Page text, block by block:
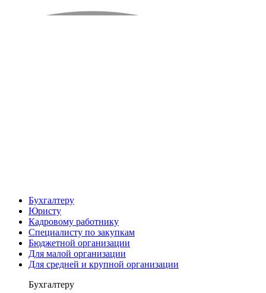
Бухгалтеру
Юристу
Кадровому работнику
Специалисту по закупкам
Бюджетной организации
Для малой организации
Для средней и крупной организации
Бухгалтеру